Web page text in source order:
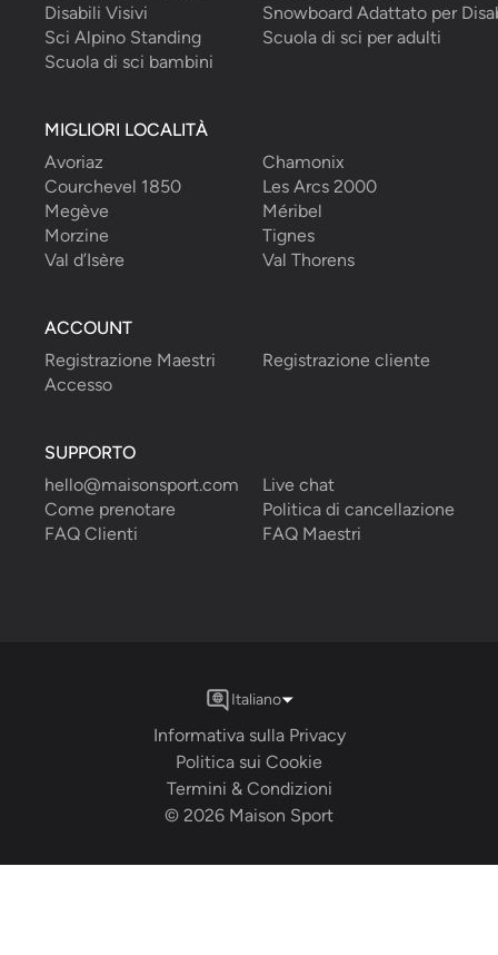
Disabili Visivi
Snowboard Adattato per
Sci Alpino Standing
Scuola di sci per adulti
Scuola di sci bambini
MIGLIORI LOCALITÀ
Avoriaz
Chamonix
Courchevel 1850
Les Arcs 2000
Megève
Méribel
Morzine
Tignes
Val d’Isère
Val Thorens
ACCOUNT
Registrazione Maestri
Registrazione cliente
Accesso
SUPPORTO
hello@maisonsport.com
Live chat
Come prenotare
Politica di cancellazione
FAQ Clienti
FAQ Maestri
© 2026 Maison Sport
Termini & Condizioni
Politica sui Cookie
Informativa sulla Privacy
Italiano